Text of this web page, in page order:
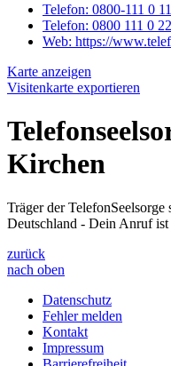
Telefon: 0800-111 0
Telefon: 0800 111 0
Web: https://
Karte anzeigen
Visitenkarte exportieren
Kirchen
Träger der
Deutschland - Dein Anruf
zurück
nach oben
Datenschutz
Fehler melden
Kontakt
Impressum